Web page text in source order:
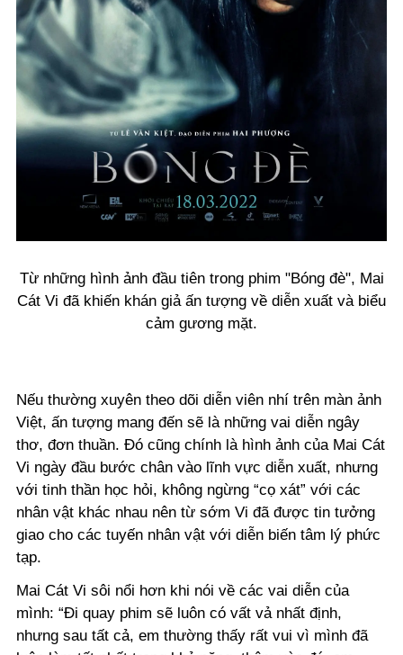
Từ những hình ảnh đầu tiên trong phim "Bóng đè", Mai
Cát Vi đã khiến khán giả ấn tượng về diễn xuất và biểu
cảm gương mặt.
Nếu thường xuyên theo dõi diễn viên nhí trên màn ảnh
Việt, ấn tượng mang đến sẽ là những vai diễn ngây
thơ, đơn thuần. Đó cũng chính là hình ảnh của Mai Cát
Vi ngày đầu bước chân vào lĩnh vực diễn xuất, nhưng
với tinh thần học hỏi, không ngừng “cọ xát” với các
nhân vật khác nhau nên từ sớm Vi đã được tin tưởng
giao cho các tuyến nhân vật với diễn biến tâm lý phức
tạp.
Mai Cát Vi sôi nổi hơn khi nói về các vai diễn của
mình: “Đi quay phim sẽ luôn có vất vả nhất định,
nhưng sau tất cả, em thường thấy rất vui vì mình đã